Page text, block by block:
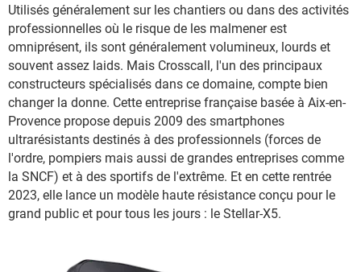
Utilisés généralement sur les chantiers ou dans des activités
professionnelles où le risque de les malmener est
omniprésent, ils sont généralement volumineux, lourds et
souvent assez laids. Mais Crosscall, l'un des principaux
constructeurs spécialisés dans ce domaine, compte bien
changer la donne. Cette entreprise française basée à Aix-en-
Provence propose depuis 2009 des smartphones
ultrarésistants destinés à des professionnels (forces de
l'ordre, pompiers mais aussi de grandes entreprises comme
la SNCF) et à des sportifs de l'extrême. Et en cette rentrée
2023, elle lance un modèle haute résistance conçu pour le
grand public et pour tous les jours : le Stellar-X5.